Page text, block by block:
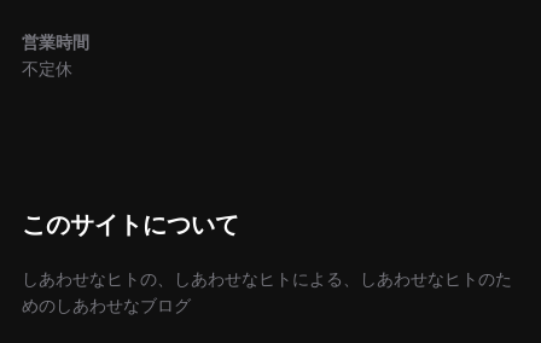
ン営業時間
不定休
このサイトについて
しあわせなヒトの、しあわせなヒトによる、しあわせなヒトのた
めのしあわせなブログ